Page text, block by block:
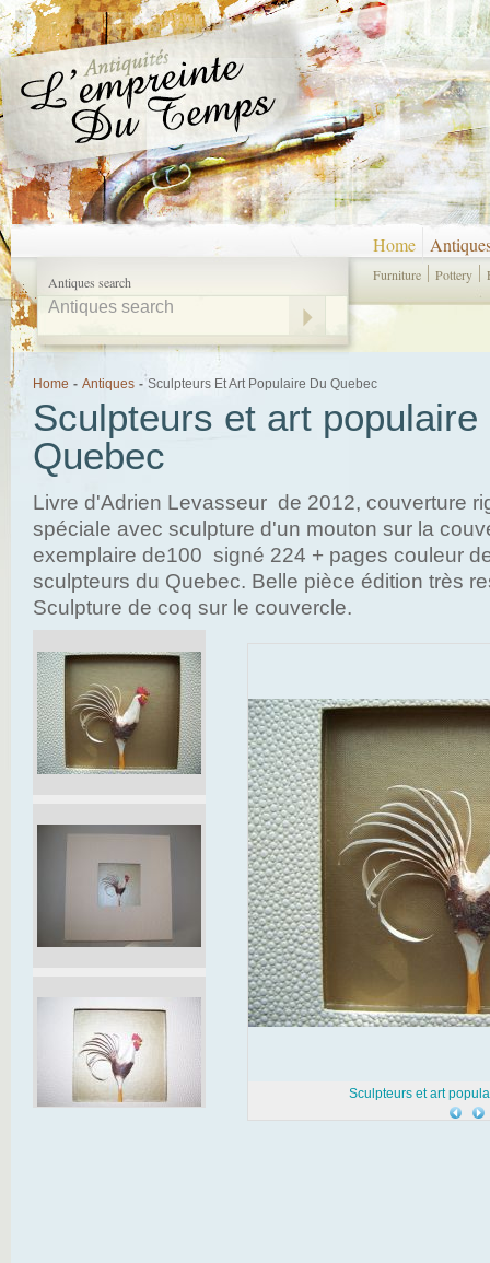
Antiques search
Home
Furniture Pottery
Home - Antiques - Sculpteurs Et Art Populaire Du Quebec
Sculpteurs et art populaire
Quebec
Livre d'Adrien Levasseur de 2012, couverture
spéciale avec sculpture d'un mouton sur la
exemplaire de100 signé 224 + pages couleur
sculpteurs du Quebec. Belle pièce édition très
Sculpture de coq sur le couvercle.
Sculpteurs et art